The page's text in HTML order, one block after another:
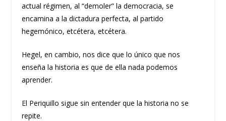
actual régimen, al “demoler” la democracia, se
encamina a la dictadura perfecta, al partido
hegemónico, etcétera, etcétera.
Hegel, en cambio, nos dice que lo único que nos
enseña la historia es que de ella nada podemos
aprender.
El Periquillo sigue sin entender que la historia no se
repite.